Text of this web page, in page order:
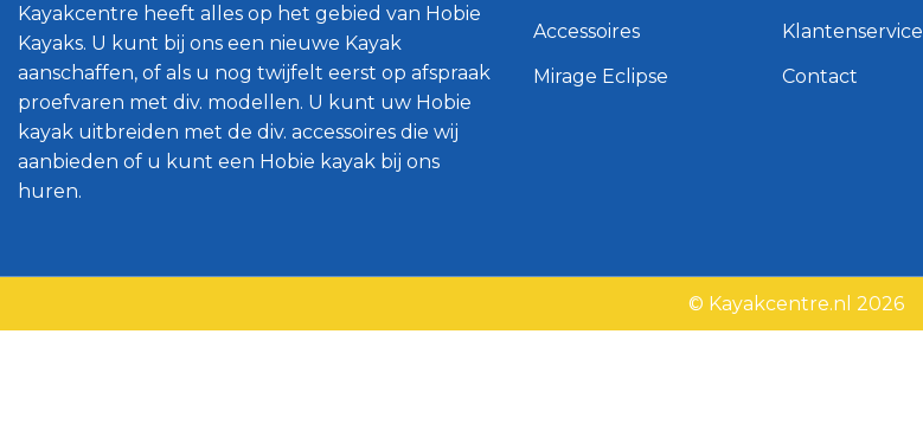
Kayakcentre heeft alles op het gebied van Hobie
Kayaks. U kunt bij ons een nieuwe Kayak
aanschaffen, of als u nog twijfelt eerst op afspraak
proefvaren met div. modellen. U kunt uw Hobie
kayak uitbreiden met de div. accessoires die wij
aanbieden of u kunt een Hobie kayak bij ons
huren.
Accessoires
Mirage Eclipse
Klantenservice
Contact
© Kayakcentre.nl 2026